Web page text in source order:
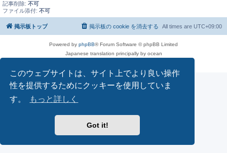
このウェブサイトは、サイト上でより良い操作
性を提供するためにクッキーを使用していま
す。
もっと詳しく
Got it!
記事削除: 不可
ファイル添付: 不可
掲示板トップ All times are UTC+09:00
掲示板の cookie を消去する
Powered by phpBB® Forum Software © phpBB Limited
Japanese translation principally by ocean